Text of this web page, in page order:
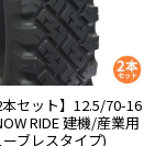
セット】12.5/70-16
RIDE 建機/産業用
ブレスタイプ)